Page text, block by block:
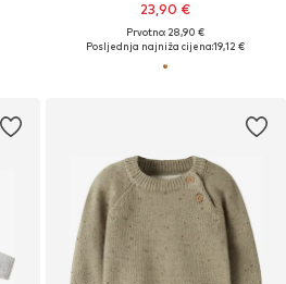
23,90 €
Prvotno: 28,90 €
Posljednja najniža cijena:19,12 €